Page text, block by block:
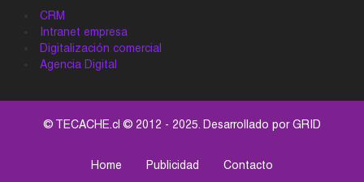
CRM
Intranet empresa
Digitalización comercial
Agencia Digital
© TECACHE.cl © 2012 - 2025. Desarrollado porGRID
Home Publicidad Contacto